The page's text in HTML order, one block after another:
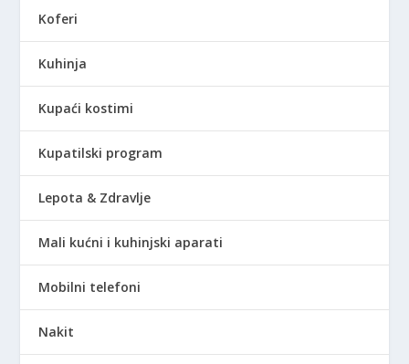
Koferi
Kuhinja
Kupaći kostimi
Kupatilski program
Lepota & Zdravlje
Mali kućni i kuhinjski aparati
Mobilni telefoni
Nakit